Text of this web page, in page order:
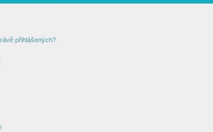
přihlášených?